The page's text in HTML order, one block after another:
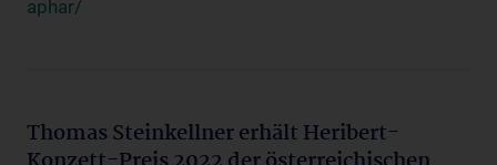
aphar/
Thomas Steinkellner erhält Heribert-